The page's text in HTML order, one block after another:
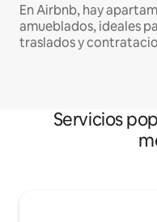
En Airbnb, hay
amueblados, ideales
traslados y
Servicios